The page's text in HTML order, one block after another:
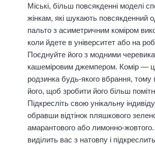
Міські, більш повсякденні моделі
жінкам, які шукають повсякденний
пальто з асиметричним коміром
коли йдете в університет або на
Поєднуйте його з модними
кашеміровим джемпером. Комір —
родзинка будь-якого вбрання, тому
його, щоб зробити його більш
Підкресліть свою унікальну
обравши відтінок пляшкового
амарантового або лимонно-жовтого.
виділить вас з натовпу і